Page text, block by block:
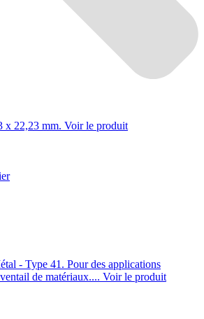
x 22,23 mm. Voir le produit
- Type 41. Pour des applications
de matériaux.... Voir le produit